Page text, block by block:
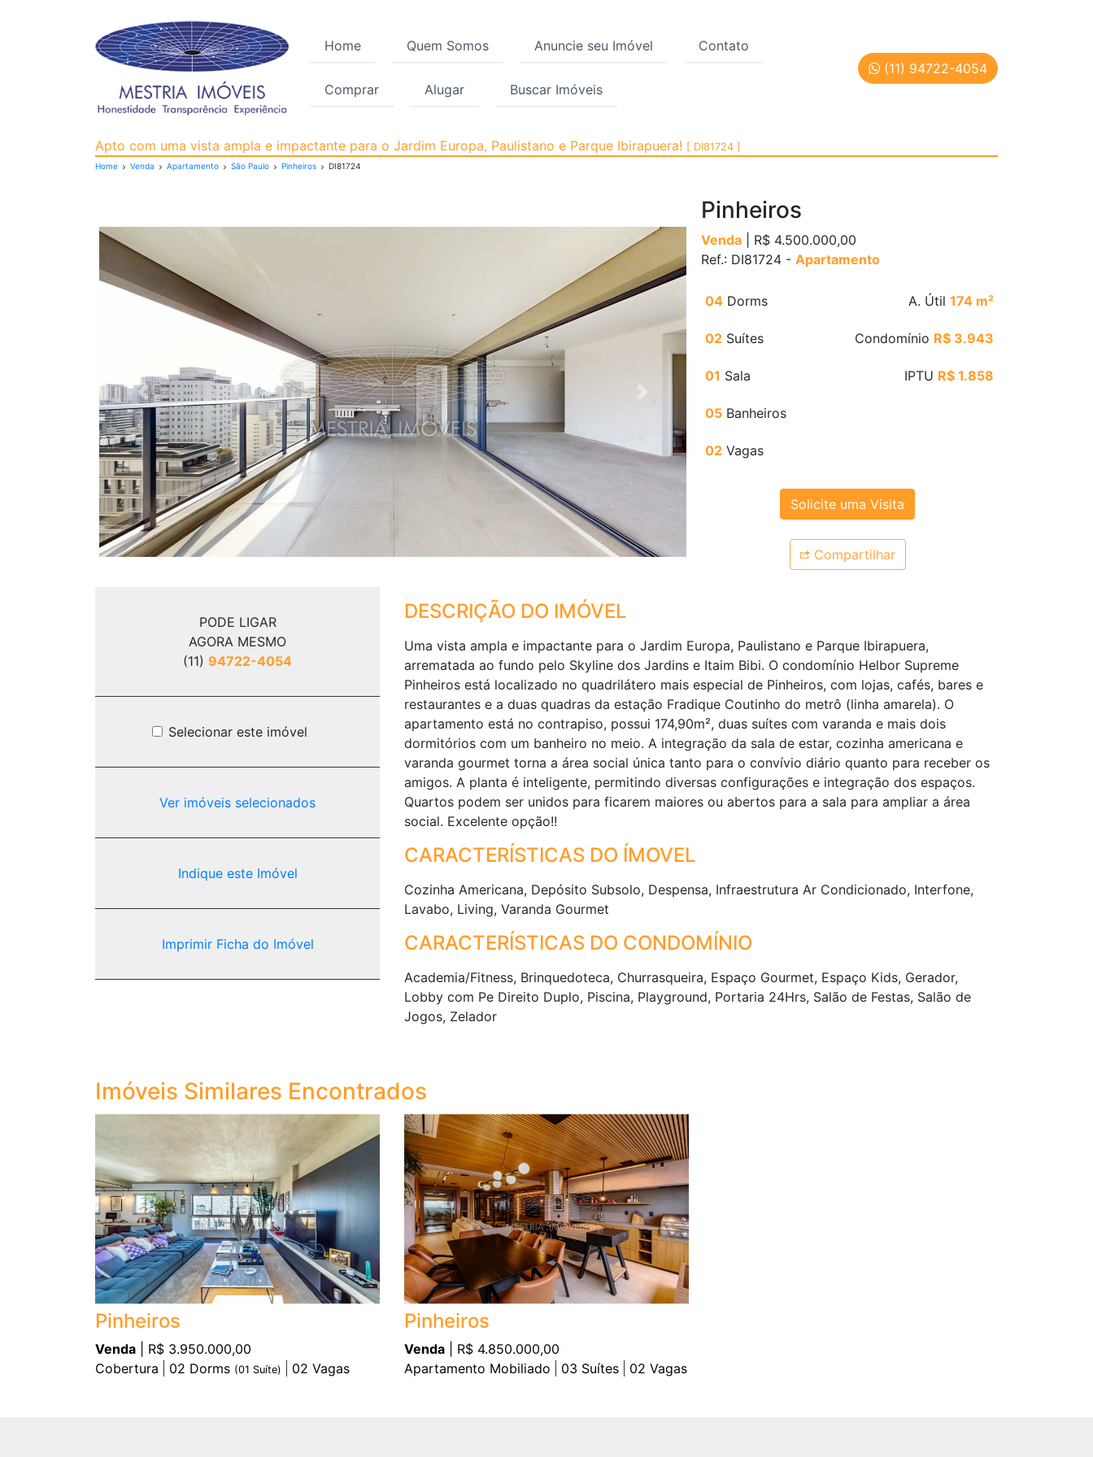
Home Quem Somos Anuncie seu Imóvel Contato
Comprar Alugar Buscar Imóveis
(11) 94722-4054
Apartamento para Venda, Pinheiros, São Paulo | Cód: DI81724
Apto com uma vista ampla e impactante para o Jardim Europa, Paulistano e Parque Ibirapuera! [ DI81724 ]
Home Venda Apartamento São Paulo Pinheiros DI81724
Previous
Pinheiros
Venda | R$ 4.500.000,00
Ref.: DI81724 - Apartamento
04 Dorms
02 Suítes
01 Sala
05 Banheiros
02 Vagas
A. Útil 174 m²
Condomínio R$ 3.943
IPTU R$ 1.858
Solicite uma Visita
Compartilhar
PODE LIGAR
AGORA MESMO
(11) 94722-4054
Selecionar este imóvel
Ver imóveis selecionados
Indique este Imóvel
Imprimir Ficha do Imóvel
DESCRIÇÃO DO IMÓVEL
Uma vista ampla e impactante para o Jardim Europa, Paulistano e Parque Ibirapuera,
arrematada ao fundo pelo Skyline dos Jardins e Itaim Bibi. O condomínio Helbor Supreme
Pinheiros está localizado no quadrilátero mais especial de Pinheiros, com lojas, cafés, bares e
restaurantes e a duas quadras da estação Fradique Coutinho do metrô (linha amarela). O
apartamento está no contrapiso, possui 174,90m², duas suítes com varanda e mais dois
dormitórios com um banheiro no meio. A integração da sala de estar, cozinha americana e
varanda gourmet torna a área social única tanto para o convívio diário quanto para receber os
amigos. A planta é inteligente, permitindo diversas configurações e integração dos espaços.
Quartos podem ser unidos para ficarem maiores ou abertos para a sala para ampliar a área
social. Excelente opção!!
CARACTERÍSTICAS DO ÍMOVEL
Cozinha Americana, Depósito Subsolo, Despensa, Infraestrutura Ar Condicionado, Interfone,
Lavabo, Living, Varanda Gourmet
CARACTERÍSTICAS DO CONDOMÍNIO
Academia/Fitness, Brinquedoteca, Churrasqueira, Espaço Gourmet, Espaço Kids, Gerador,
Lobby com Pe Direito Duplo, Piscina, Playground, Portaria 24Hrs, Salão de Festas, Salão de
Jogos, Zelador
Imóveis Similares Encontrados
Pinheiros
Venda | R$ 3.950.000,00
Cobertura
02 Dorms (01 Suíte) 02 Vagas
Pinheiros
Venda | R$ 4.850.000,00
Apartamento Mobiliado
03 Suítes 02 Vagas